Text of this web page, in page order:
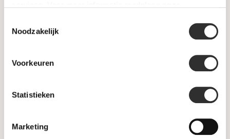
Noodzakelijk
Voorkeuren
Statistieken
Marketing
Levertijd & verzendkosten